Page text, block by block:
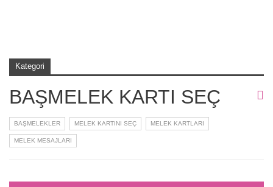
Kategori
BAŞMELEK KARTI SEÇ
BAŞMELEKLER MELEK KARTINI SEÇ MELEK KARTLARI
MELEK MESAJLARI